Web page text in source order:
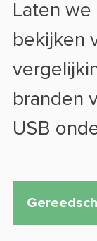
Laten
bekijken
branden
USB